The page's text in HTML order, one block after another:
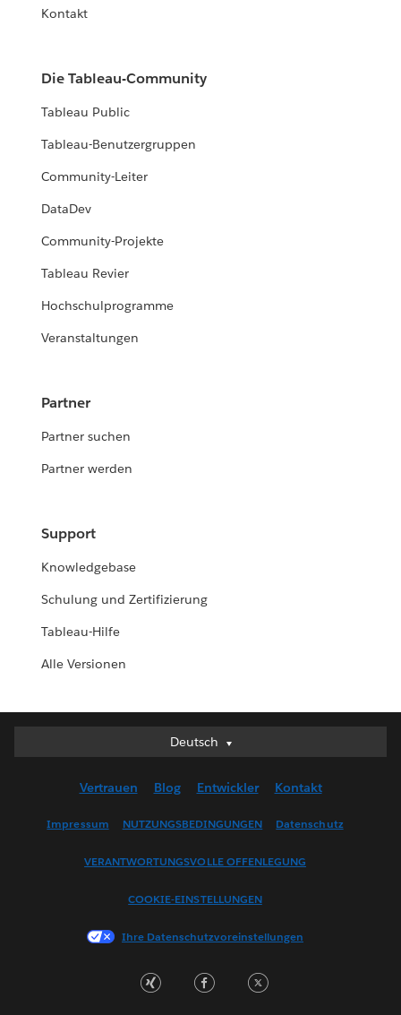
Kontakt
Die Tableau-Community
Tableau Public
Tableau-Benutzergruppen
Community-Leiter
DataDev
Community-Projekte
Tableau Revier
Hochschulprogramme
Veranstaltungen
Partner
Partner suchen
Partner werden
Support
Knowledgebase
Schulung und Zertifizierung
Tableau-Hilfe
Alle Versionen
Deutsch
Deutsch
English (US)
Français (France)
한국어
Português
Vertrauen Blog Entwickler Kontakt
Impressum NUTZUNGSBEDINGUNGEN Datenschutz
VERANTWORTUNGSVOLLE OFFENLEGUNG
COOKIE-EINSTELLUNGEN
Ihre Datenschutzvoreinstellungen